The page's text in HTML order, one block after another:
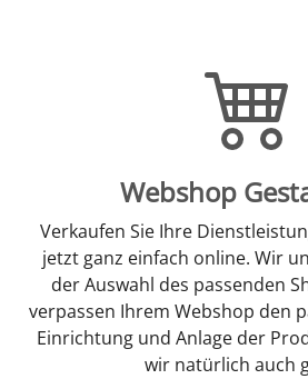
Webshop
Verkaufen Sie Ihre
jetzt ganz einfach online. Wir
der Auswahl des passenden
verpassen Ihrem Webshop den
Einrichtung und Anlage der
wir natürlich auch